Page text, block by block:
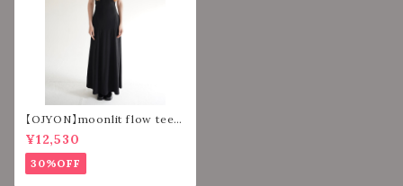
【OJYON】moonlit flow tee d
ress 【BLACK】
¥12,530
30%OFF